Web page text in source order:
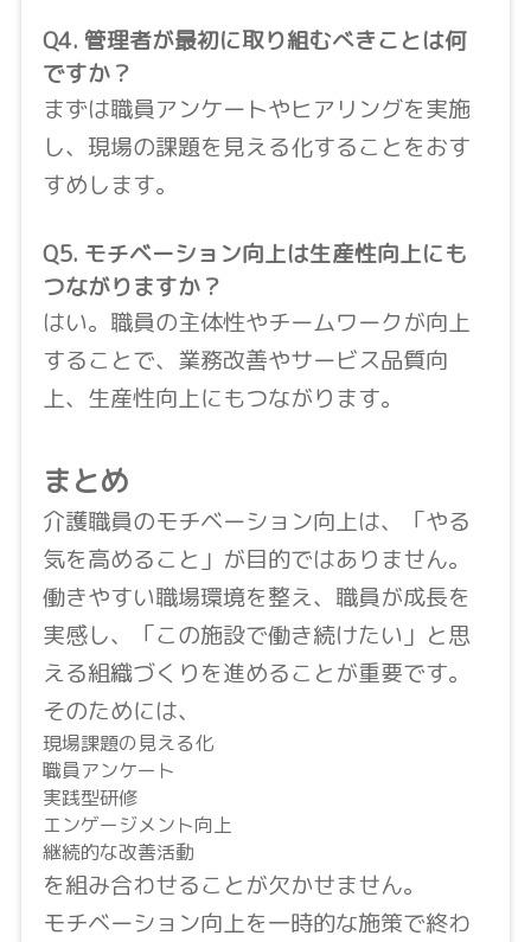
Q4. 管理者が最初に取り組むべきことは何
ですか？
まずは職員アンケートやヒアリングを実施
し、現場の課題を見える化することをおす
すめします。
Q5. モチベーション向上は生産性向上にも
つながりますか？
はい。職員の主体性やチームワークが向上
することで、業務改善やサービス品質向
上、生産性向上にもつながります。
まとめ
介護職員のモチベーション向上は、「やる
気を高めること」が目的ではありません。
働きやすい職場環境を整え、職員が成長を
実感し、「この施設で働き続けたい」と思
える組織づくりを進めることが重要です。
そのためには、
現場課題の見える化
職員アンケート
実践型研修
エンゲージメント向上
継続的な改善活動
を組み合わせることが欠かせません。
モチベーション向上を一時的な施策で終わ